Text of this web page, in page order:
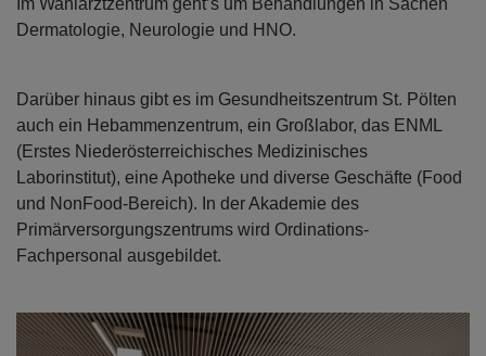
Dermatologie, Neurologie und HNO.
Darüber hinaus gibt es im Gesundheitszentrum St. Pölten
auch ein Hebammenzentrum, ein Großlabor, das ENML
(Erstes Niederösterreichisches Medizinisches
Laborinstitut), eine Apotheke und diverse Geschäfte (Food
und NonFood-Bereich). In der Akademie des
Primärversorgungszentrums wird Ordinations-
Fachpersonal ausgebildet.